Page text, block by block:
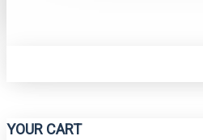
YOUR CART